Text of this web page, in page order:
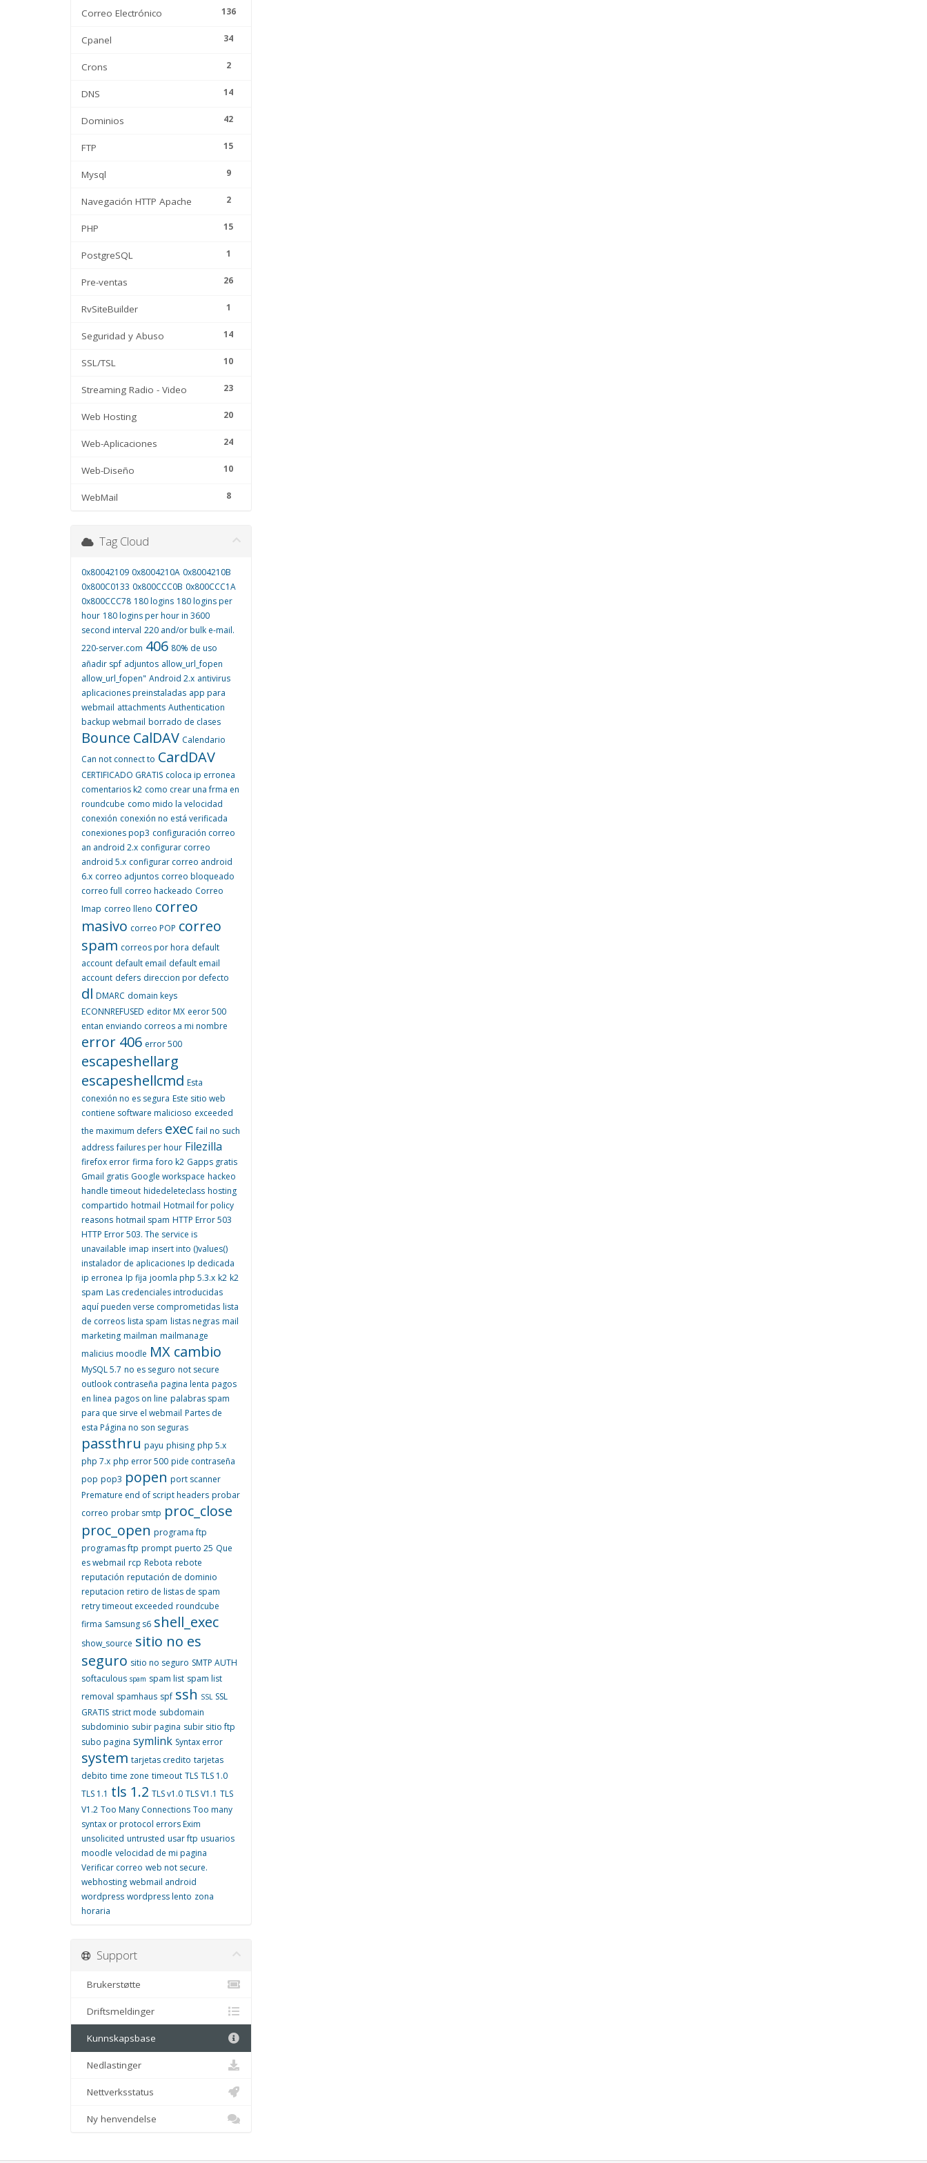
136
Correo Electrónico
34
Cpanel
2
Crons
14
DNS
42
Dominios
15
FTP
9
Mysql
2
Navegación HTTP Apache
15
PHP
1
PostgreSQL
26
Pre-ventas
1
RvSiteBuilder
14
Seguridad y Abuso
10
SSL/TSL
23
Streaming Radio - Video
20
Web Hosting
24
Web-Aplicaciones
10
Web-Diseño
8
WebMail
Tag Cloud
0x80042109 0x8004210A 0x8004210B
0x800C0133 0x800CCC0B 0x800CCC1A
0x800CCC78 180 logins 180 logins per
hour 180 logins per hour in 3600
second interval 220 and/or bulk e-mail.
220-server.com 406 80% de uso
añadir spf adjuntos allow_url_fopen
allow_url_fopen" Android 2.x antivirus
aplicaciones preinstaladas app para
webmail attachments Authentication
backup webmail borrado de clases
Bounce CalDAV Calendario
Can not connect to CardDAV
CERTIFICADO GRATIS coloca ip erronea
comentarios k2 como crear una frma en
roundcube como mido la velocidad
conexión conexión no está verificada
conexiones pop3 configuración correo
an android 2.x configurar correo
android 5.x configurar correo android
6.x correo adjuntos correo bloqueado
correo full correo hackeado Correo
Imap correo lleno correo
masivo correo POP correo
spam correos por hora default
account default email default email
account defers direccion por defecto
dl DMARC domain keys
ECONNREFUSED editor MX eeror 500
entan enviando correos a mi nombre
error 406 error 500
escapeshellarg
escapeshellcmd Esta
conexión no es segura Este sitio web
contiene software malicioso exceeded
the maximum defers exec fail no such
address failures per hour Filezilla
firefox error firma foro k2 Gapps gratis
Gmail gratis Google workspace hackeo
handle timeout hidedeleteclass hosting
compartido hotmail Hotmail for policy
reasons hotmail spam HTTP Error 503
HTTP Error 503. The service is
unavailable imap insert into ()values()
instalador de aplicaciones Ip dedicada
ip erronea Ip fija joomla php 5.3.x k2 k2
spam Las credenciales introducidas
aquí pueden verse comprometidas lista
de correos lista spam listas negras mail
marketing mailman mailmanage
malicius moodle MX cambio
MySQL 5.7 no es seguro not secure
outlook contraseña pagina lenta pagos
en linea pagos on line palabras spam
para que sirve el webmail Partes de
esta Página no son seguras
passthru payu phising php 5.x
php 7.x php error 500 pide contraseña
pop pop3 popen port scanner
Premature end of script headers probar
correo probar smtp proc_close
proc_open programa ftp
programas ftp prompt puerto 25 Que
es webmail rcp Rebota rebote
reputación reputación de dominio
reputacion retiro de listas de spam
retry timeout exceeded roundcube
firma Samsung s6 shell_exec
show_source sitio no es
seguro sitio no seguro SMTP AUTH
softaculous spam spam list spam list
removal spamhaus spf ssh SSL SSL
GRATIS strict mode subdomain
subdominio subir pagina subir sitio ftp
subo pagina symlink Syntax error
system tarjetas credito tarjetas
debito time zone timeout TLS TLS 1.0
TLS 1.1 tls 1.2 TLS v1.0 TLS V1.1 TLS
V1.2 Too Many Connections Too many
syntax or protocol errors Exim
unsolicited untrusted usar ftp usuarios
moodle velocidad de mi pagina
Verificar correo web not secure.
webhosting webmail android
wordpress wordpress lento zona
horaria
Support
Brukerstøtte
Driftsmeldinger
Kunnskapsbase
Nedlastinger
Nettverksstatus
Ny henvendelse